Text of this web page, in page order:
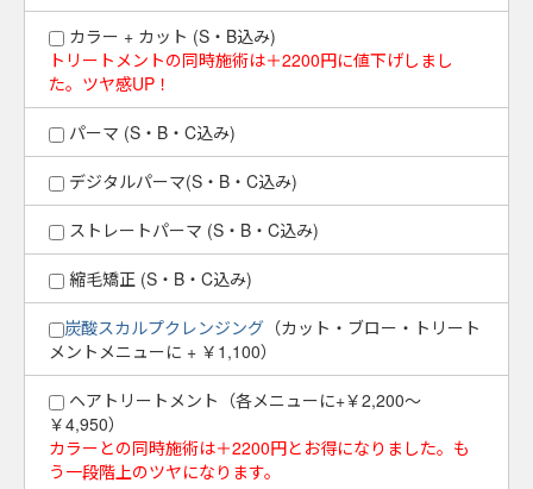
カラー + カット (S・B込み)
トリートメントの同時施術は＋2200円に値下げしまし
た。ツヤ感UP！
パーマ (S・B・C込み)
デジタルパーマ(S・B・C込み)
ストレートパーマ (S・B・C込み)
縮毛矯正 (S・B・C込み)
炭酸スカルプクレンジング （カット・ブロー・トリート
メントメニューに + ￥1,100）
ヘアトリートメント（各メニューに+￥2,200～
￥4,950）
カラーとの同時施術は＋2200円とお得になりました。も
う一段階上のツヤになります。